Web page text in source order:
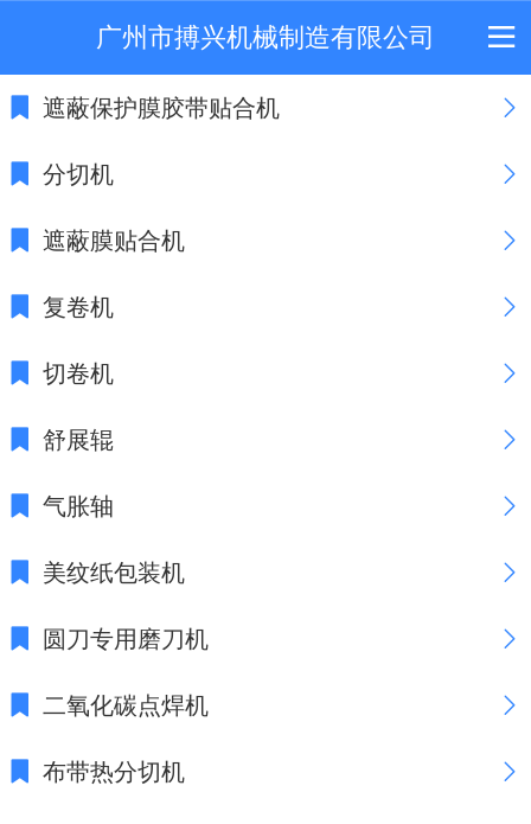
广州市搏兴机械制造有限公司
遮蔽保护膜胶带贴合机
分切机
遮蔽膜贴合机
复卷机
切卷机
舒展辊
气胀轴
美纹纸包装机
圆刀专用磨刀机
二氧化碳点焊机
布带热分切机